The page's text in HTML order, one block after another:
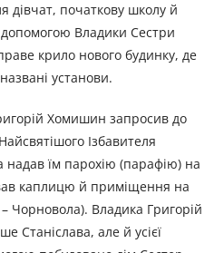
дівчат, початкову школу й
Владики Сестри
крило нового будинку, де
установи.
Хомишин запросив до
Ізбавителя
надав їм парохію (парафію) на
каплицю й приміщення на
Чорновола). Владика Григорій
Станіслава, але й усієї